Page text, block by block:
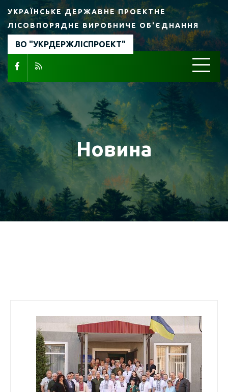
УКРАЇНСЬКЕ ДЕРЖАВНЕ ПРОЕКТНЕ
ЛІСОВПОРЯДНЕ ВИРОБНИЧЕ ОБ'ЄДНАННЯ
ВО "УКРДЕРЖЛІСПРОЕКТ"
Новина